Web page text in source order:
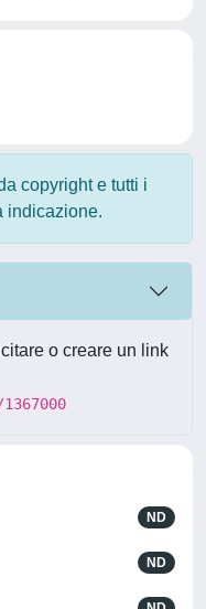
copyright e tutti i
indicazione.
o creare un link
ND
ND